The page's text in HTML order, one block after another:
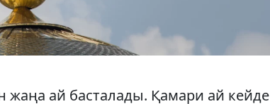
жаңа ай басталады. Қамари ай кейде